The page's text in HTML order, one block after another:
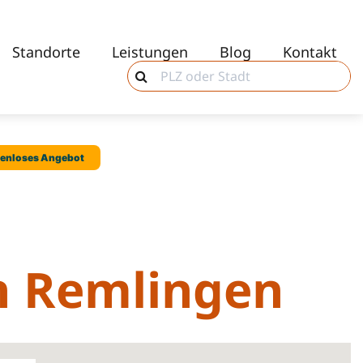
Standorte Leistungen Blog Kontakt
Remlingen